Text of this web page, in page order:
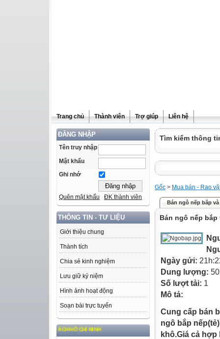
Trang chủ Thành viên Trợ giúp Liên hệ
ĐĂNG NHẬP
Tên truy nhập
Mật khẩu
Ghi nhớ
Quên mật khẩu ĐK thành viên
THÔNG TIN - TƯ LIỆU
Giới thiệu chung
Thành tích
Chia sẻ kinh nghiệm
Lưu giữ kỷ niệm
Hình ảnh hoạt động
Soạn bài trực tuyến
ĐỨC, PHONG CÁCH HỒ CHÍ MINH
Tìm kiếm thông
Gốc > Mua bán - Rao
Bán ngô nếp bắp
Bán ngô nếp
Ngày gửi:
Dung lượng:
Số lượt tải: 1
Mô tả:
Cung cấp bán
ngô bắp
khô.Giá cả